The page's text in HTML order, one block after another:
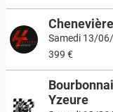
Samedi 13/
399 €
Yzeure